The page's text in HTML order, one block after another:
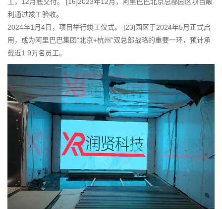
利通过竣工验收。
2024年1月4日，项目举行竣工仪式。 [23]园区于2024年5月正式启
用，成为阿里巴巴集团“北京+杭州”双总部战略的重要一环，预计承
载近1.9万名员工。